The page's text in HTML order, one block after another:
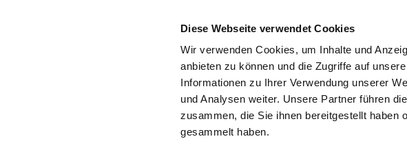
Diese Webseite verwendet Cookies
Wir verwenden Cookies, um Inhalte und
anbieten zu können und die Zugriffe auf
Informationen zu Ihrer Verwendung unserer
und Analysen weiter. Unsere Partner führen
zusammen, die Sie ihnen bereitgestellt haben
gesammelt haben.
Startseite der Fachabteilung